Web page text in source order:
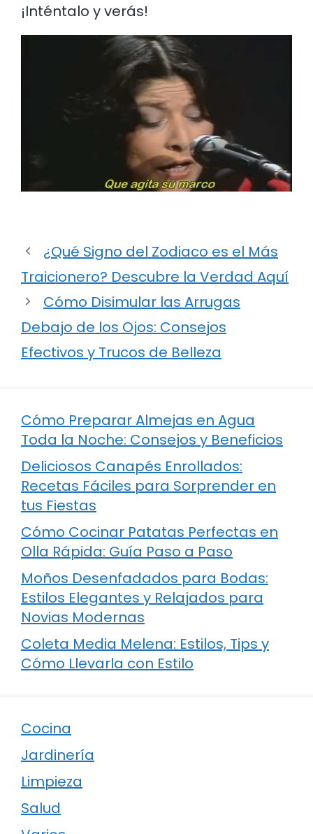
¡Inténtalo y verás!
¿Qué Signo del Zodiaco es el Más
Traicionero? Descubre la Verdad Aquí
Cómo Disimular las Arrugas
Debajo de los Ojos: Consejos
Efectivos y Trucos de Belleza
Cómo Preparar Almejas en Agua
Toda la Noche: Consejos y Beneficios
Deliciosos Canapés Enrollados:
Recetas Fáciles para Sorprender en
tus Fiestas
Cómo Cocinar Patatas Perfectas en
Olla Rápida: Guía Paso a Paso
Moños Desenfadados para Bodas:
Estilos Elegantes y Relajados para
Novias Modernas
Coleta Media Melena: Estilos, Tips y
Cómo Llevarla con Estilo
Cocina
Jardinería
Limpieza
Salud